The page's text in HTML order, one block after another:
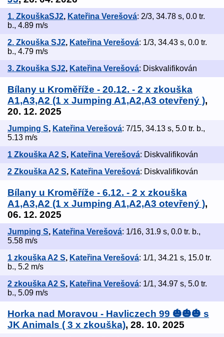
1. ZkouškaSJ2, Kateřina Verešová: 2/3, 34.78 s, 0.0 tr.
b., 4.89 m/s
2. Zkouška SJ2, Kateřina Verešová: 1/3, 34.43 s, 0.0 tr.
b., 4.79 m/s
3. Zkouška SJ2, Kateřina Verešová: Diskvalifikován
Bílany u Kroměříže - 20.12. - 2 x zkouška
A1,A3,A2 (1 x Jumping A1,A2,A3 otevřený ),
20. 12. 2025
Jumping S, Kateřina Verešová: 7/15, 34.13 s, 5.0 tr. b.,
5.13 m/s
1 Zkouška A2 S, Kateřina Verešová: Diskvalifikován
2 Zkouška A2 S, Kateřina Verešová: Diskvalifikován
Bílany u Kroměříže - 6.12. - 2 x zkouška
A1,A3,A2 (1 x Jumping A1,A2,A3 otevřený ),
06. 12. 2025
Jumping S, Kateřina Verešová: 1/16, 31.9 s, 0.0 tr. b.,
5.58 m/s
1 zkouška A2 S, Kateřina Verešová: 1/1, 34.21 s, 15.0 tr.
b., 5.2 m/s
2 zkouška A2 S, Kateřina Verešová: 1/1, 34.97 s, 5.0 tr.
b., 5.09 m/s
Horka nad Moravou - Havliczech 99 🎃🎃🎃 s
JK Animals ( 3 x zkouška), 28. 10. 2025